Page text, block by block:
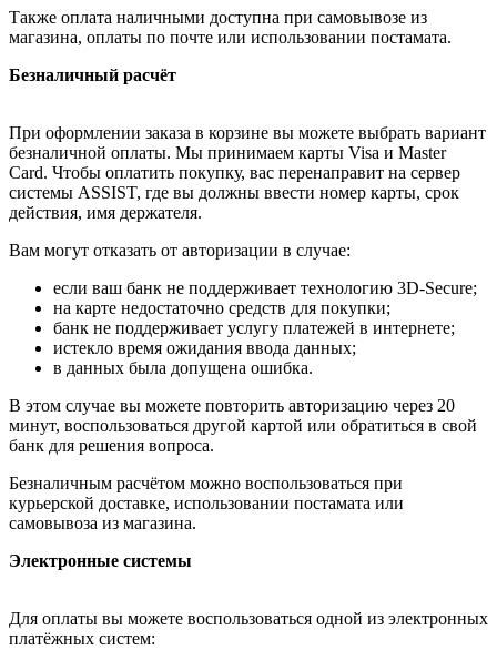
Также оплата наличными доступна при самовывозе из
магазина, оплаты по почте или использовании постамата.
Безналичный расчёт
При оформлении заказа в корзине вы можете выбрать вариант
безналичной оплаты. Мы принимаем карты Visa и Master
Card. Чтобы оплатить покупку, вас перенаправит на сервер
системы ASSIST, где вы должны ввести номер карты, срок
действия, имя держателя.
Вам могут отказать от авторизации в случае:
если ваш банк не поддерживает технологию 3D-Secure;
на карте недостаточно средств для покупки;
банк не поддерживает услугу платежей в интернете;
истекло время ожидания ввода данных;
в данных была допущена ошибка.
В этом случае вы можете повторить авторизацию через 20
минут, воспользоваться другой картой или обратиться в свой
банк для решения вопроса.
Безналичным расчётом можно воспользоваться при
курьерской доставке, использовании постамата или
самовывоза из магазина.
Электронные системы
Для оплаты вы можете воспользоваться одной из электронных
платёжных систем: